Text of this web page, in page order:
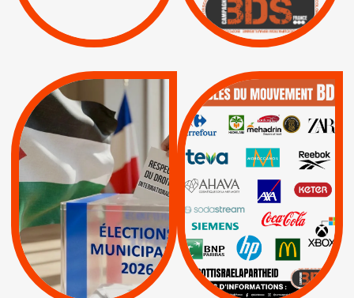
| Actus Pétitions
Lettres d'interpellation
MUNICIPALES 2026 :
JE VOTE POUR LE
RESPECT DU DROIT
INTERNATIONAL EN
PALESTINE
APPELS | Actus |
Espaces Sans
Apartheid
| Lettres d'interpellation
Pétitions
QUE BOYCOTTER ?
BOYCOTT /
AXA BNP | CAF |
Carrefour | HP |
Keter |
Livres et brochures |
Mehadrin | PUMA
Sodastream |
Visuels, tracts,
affiches,...